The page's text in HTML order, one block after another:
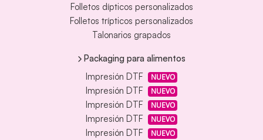
Folletos dípticos personalizados
Folletos trípticos personalizados
Talonarios grapados
Packaging para alimentos
Impresión DTF
NUEVO
Impresión DTF NUEVO
Impresión DTF NUEVO
Impresión DTF NUEVO
Impresión DTF NUEVO